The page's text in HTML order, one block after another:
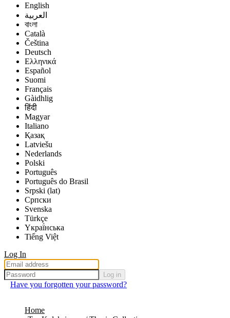
English
العربية
বাংলা
Català
Čeština
Deutsch
Ελληνικά
Español
Suomi
Français
Gàidhlig
हिंदी
Magyar
Italiano
Қазақ
Latviešu
Nederlands
Polski
Português
Português do Brasil
Srpski (lat)
Српски
Svenska
Türkçe
Yкраї́нська
Tiếng Việt
Log In
Log in
Have you forgotten your password?
Home